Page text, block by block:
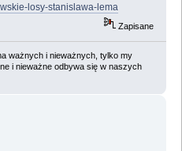
losy-stanislawa-lema
Zapisane
ważnych i nieważnych, tylko my
i nieważne odbywa się w naszych